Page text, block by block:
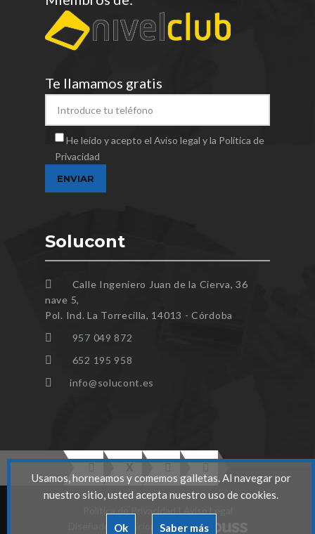
Usamos, horneamos y comemos galletas. Al navegar por
nuestro sitio, usted acepta nuestro uso de cookies.
Ok Saber más
Te llamamos gratis
He leído y acepto el Aviso legal y la Política de
Privacidad
Solucont
Calle Ingeniero Juan de la Cierva, 36
nave 5,
Pol. Ind. La Torrecilla, 14013 - Córdoba
957 049 872
652 195 958
info@solucont.es
Diseñado y Posicionado por